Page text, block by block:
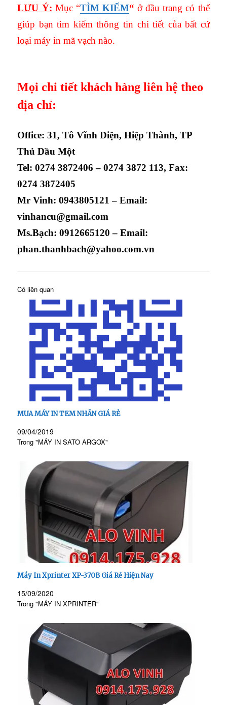
LƯU Ý: Mục “TÌM KIẾM“ ở đầu trang có thể
giúp bạn tìm kiếm thông tin chi tiết của bất cứ
loại máy in mã vạch nào.
Mọi chi tiết khách hàng liên hệ theo
địa chỉ:
Office: 31, Tô Vĩnh Diện, Hiệp Thành, TP
Thủ Dầu Một
Tel: 0274 3872406 – 0274 3872 113, Fax:
0274 3872405
Mr Vinh: 0943805121 – Email:
vinhancu@gmail.com
Ms.Bạch: 0912665120 – Email:
phan.thanhbach@yahoo.com.vn
Có liên quan
MUA MÁY IN TEM NHÃN GIÁ RẺ
09/04/2019
Trong "MÁY IN SATO ARGOX"
Máy In Xprinter XP-370B Giá Rẻ Hiện Nay
15/09/2020
Trong "MÁY IN XPRINTER"